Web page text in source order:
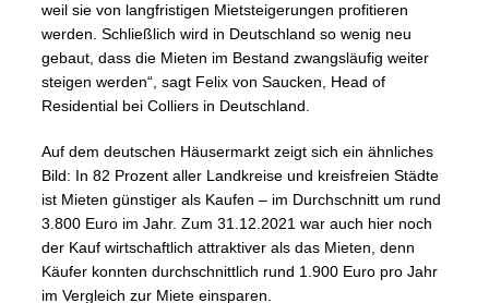
weil sie von langfristigen Mietsteigerungen profitieren
werden. Schließlich wird in Deutschland so wenig neu
gebaut, dass die Mieten im Bestand zwangsläufig weiter
steigen werden“, sagt Felix von Saucken, Head of
Residential bei Colliers in Deutschland.
Auf dem deutschen Häusermarkt zeigt sich ein ähnliches
Bild: In 82 Prozent aller Landkreise und kreisfreien Städte
ist Mieten günstiger als Kaufen – im Durchschnitt um rund
3.800 Euro im Jahr. Zum 31.12.2021 war auch hier noch
der Kauf wirtschaftlich attraktiver als das Mieten, denn
Käufer konnten durchschnittlich rund 1.900 Euro pro Jahr
im Vergleich zur Miete einsparen.